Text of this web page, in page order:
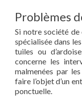
Problèmes
Si notre société
spécialisée dans
tuiles ou
concerne les
malmenées par
faire l’objet d’un
ponctuelle.